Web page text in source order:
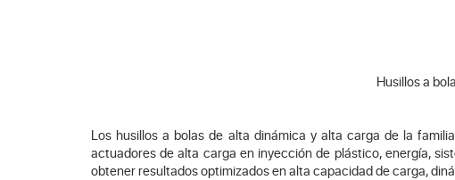
Husillos a
Los husillos a bolas de alta dinámica y alta carga de la
actuadores de alta carga en inyección de plástico, energía,
obtener resultados optimizados en alta capacidad de carga,